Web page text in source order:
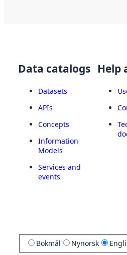
Data catalogs
Datasets
APIs
Concepts
Information
Models
Services and
events
Help
Bokmål Nynorsk